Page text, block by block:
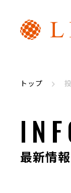
トップ
最新情報